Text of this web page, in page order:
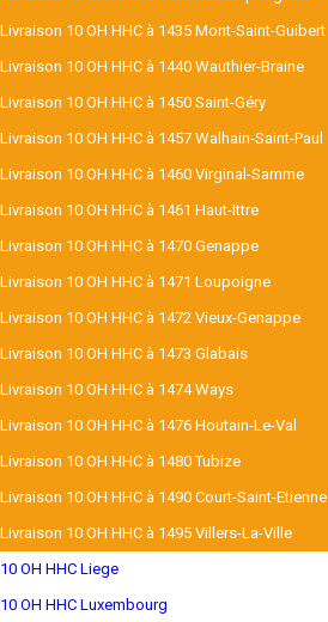
Livraison 10 OH HHC à 1435 Mont-Saint-Guibert
Livraison 10 OH HHC à 1440 Wauthier-Braine
Livraison 10 OH HHC à 1450 Saint-Géry
Livraison 10 OH HHC à 1457 Walhain-Saint-Paul
Livraison 10 OH HHC à 1460 Virginal-Samme
Livraison 10 OH HHC à 1461 Haut-Ittre
Livraison 10 OH HHC à 1470 Genappe
Livraison 10 OH HHC à 1471 Loupoigne
Livraison 10 OH HHC à 1472 Vieux-Genappe
Livraison 10 OH HHC à 1473 Glabais
Livraison 10 OH HHC à 1474 Ways
Livraison 10 OH HHC à 1476 Houtain-Le-Val
Livraison 10 OH HHC à 1480 Tubize
Livraison 10 OH HHC à 1490 Court-Saint-Etienne
Livraison 10 OH HHC à 1495 Villers-La-Ville
10 OH HHC Liege
10 OH HHC Luxembourg